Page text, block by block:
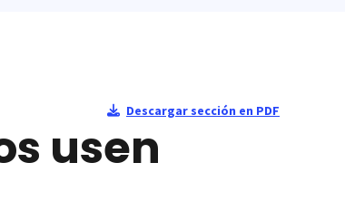
Descargar sección en PDF
usen